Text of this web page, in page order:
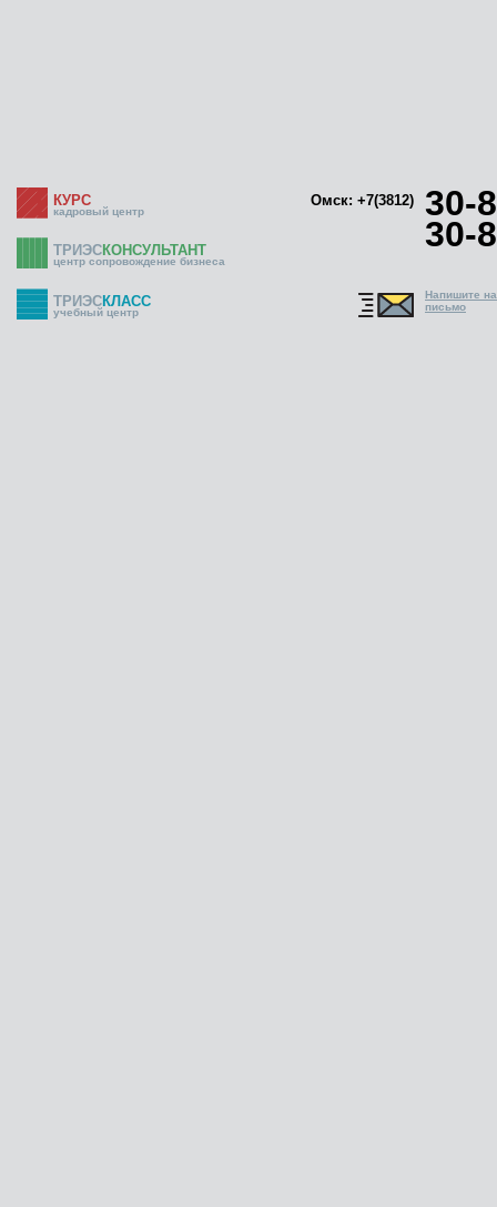
КУРС
кадровый центр
Омск: +7(3812) 30-
30-
ТРИЭСКОНСУЛЬТАНТ
центр сопровождение бизнеса
ТРИЭСКЛАСС
учебный центр
Напишите
письмо